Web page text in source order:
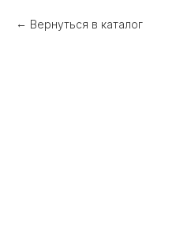
Вернуться в каталог